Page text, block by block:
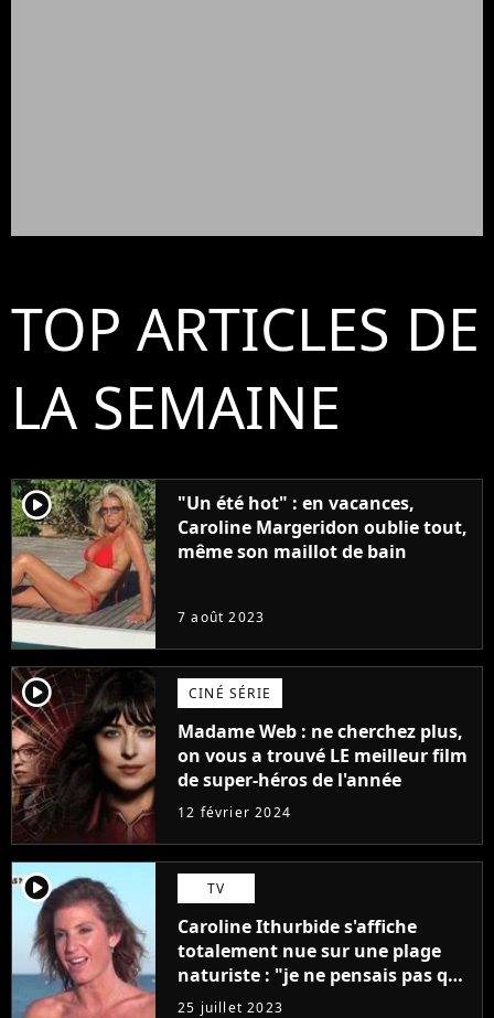
TOP ARTICLES DE
LA SEMAINE
player2
"Un été hot" : en vacances,
Caroline Margeridon oublie tout,
même son maillot de bain
7 août 2023
player2 CINÉ SÉRIE
Madame Web : ne cherchez plus,
on vous a trouvé LE meilleur film
de super-héros de l'année
12 février 2024
player2 TV
Caroline Ithurbide s'affiche
totalement nue sur une plage
naturiste : "je ne pensais pas que
j'arriverais à le faire..."
25 juillet 2023